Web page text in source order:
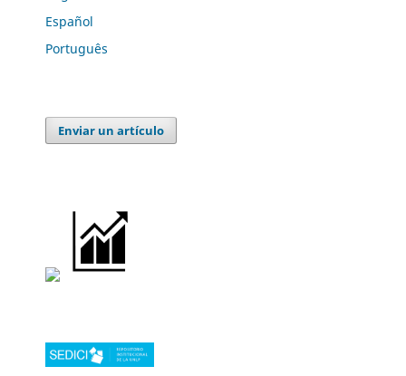
Español
Português
Enviar un artículo